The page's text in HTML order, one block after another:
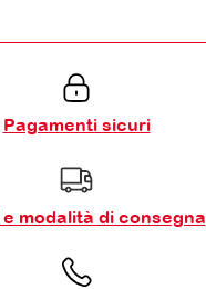
Pagamenti sicuri
e modalità di consegna